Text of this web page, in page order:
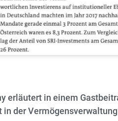
erläutert in einem
der